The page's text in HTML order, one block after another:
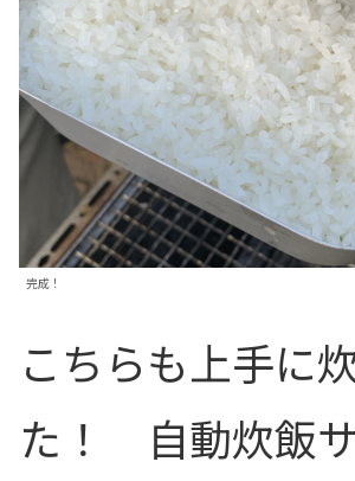
完成！
こちらも上手に
た！ 自動炊飯